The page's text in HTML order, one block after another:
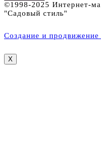
©1998-2025 Интернет-
"Садовый стиль"
Создание и
X